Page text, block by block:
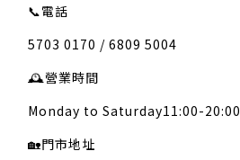
📞電話
5703 0170 / 6809 5004
🕰️營業時間
Monday to Saturday11:00-20:00
🏡門市地址